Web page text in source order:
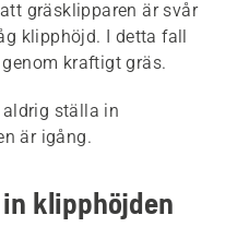
gräsklipparen är svår
klipphöjd. I detta fall
kraftigt gräs.
aldrig ställa in
är igång.
klipphöjden